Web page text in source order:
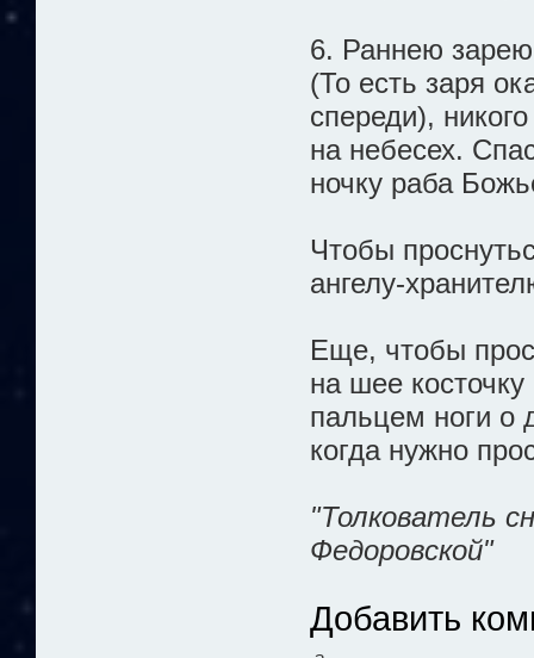
6. Раннею
(То есть заря
спереди),
на небесех.
ночку раба
Чтобы
ангелу-
Еще, чтобы
на шее
пальцем ноги о
когда нужно
"Толкователь
Федоровской"
Добавить